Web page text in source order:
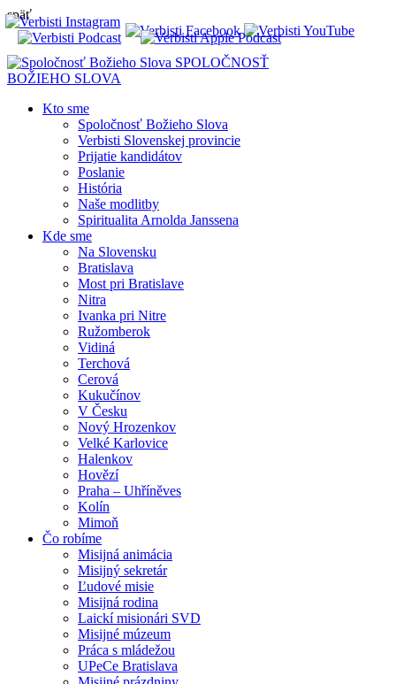
späť
SPOLOČNOSŤ
BOŽIEHO SLOVA
Kto sme
Spoločnosť Božieho Slova
Verbisti Slovenskej provincie
Prijatie kandidátov
Poslanie
História
Naše modlitby
Spiritualita Arnolda Janssena
Kde sme
Na Slovensku
Bratislava
Most pri Bratislave
Nitra
Ivanka pri Nitre
Ružomberok
Vidiná
Terchová
Cerová
Kukučínov
V Česku
Nový Hrozenkov
Velké Karlovice
Halenkov
Hovězí
Praha – Uhříněves
Kolín
Mimoň
Čo robíme
Misijná animácia
Misijný sekretár
Ľudové misie
Misijná rodina
Laickí misionári SVD
Misijné múzeum
Práca s mládežou
UPeCe Bratislava